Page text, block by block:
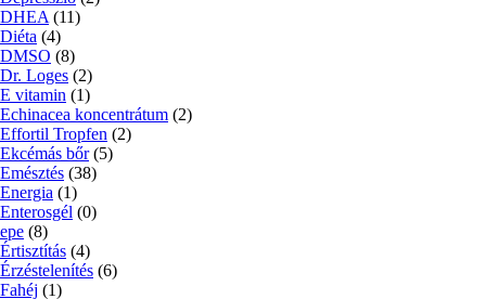
DHEA (11)
Diéta (4)
DMSO (8)
Dr. Loges (2)
E vitamin (1)
Echinacea koncentrátum (2)
Effortil Tropfen (2)
Ekcémás bőr (5)
Emésztés (38)
Energia (1)
Enterosgél (0)
epe (8)
Értisztítás (4)
Érzéstelenítés (6)
Fahéj (1)